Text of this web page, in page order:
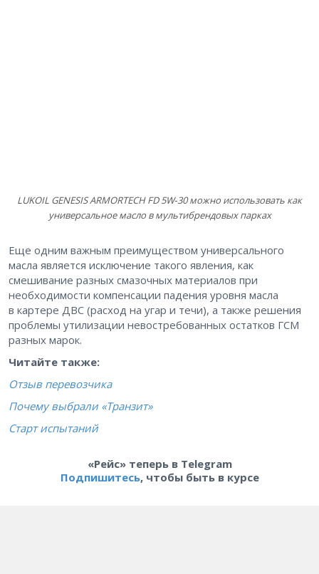
LUKOIL GENESIS ARMORTECH FD 5W‑30 можно использовать как
универсальное масло в мультибрендовых парках
Еще одним важным преимуществом универсального
масла является исключение такого явления, как
смешивание разных смазочных материалов при
необходимости компенсации падения уровня масла
в картере ДВС (расход на угар и течи), а также решения
проблемы утилизации невостребованных остатков ГСМ
разных марок.
Читайте также:
Отзыв перевозчика
Почему выбрали «Транзит»
Старт испытаний
«Рейс» теперь в Telegram
Подпишитесь, чтобы быть в курсе